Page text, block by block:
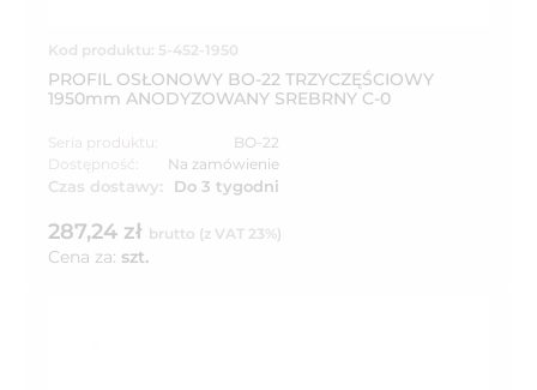
Kod produktu: 5-452-1950
PROFIL OSŁONOWY BO-22 TRZYCZĘŚCIOWY
1950mm ANODYZOWANY SREBRNY C-0
Seria produktu:
BO-22
Dostępność:
Na zamówienie
Czas dostawy: Do 3 tygodni
287,24 zł brutto (z VAT 23%)
Cena za: szt.